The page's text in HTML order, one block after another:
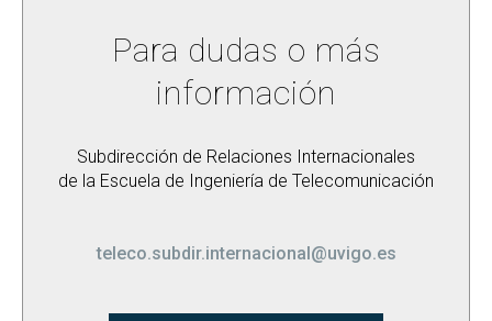
Para dudas o más
información
Subdirección de Relaciones Internacionales
de la Escuela de Ingeniería de Telecomunicación
teleco.subdir.internacional@uvigo.es